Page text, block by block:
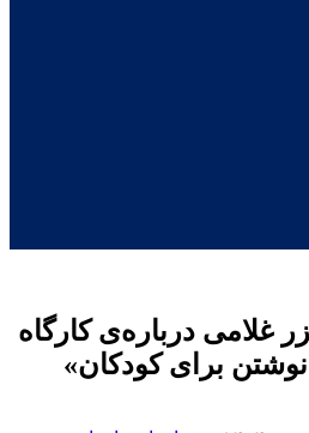
غلامی درباره‌ی کارگاه
برای کودکان»